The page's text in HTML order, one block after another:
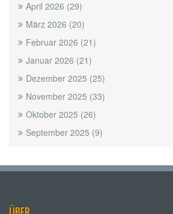
April 2026 (29)
März 2026 (20)
Februar 2026 (21)
Januar 2026 (21)
Dezember 2025 (25)
November 2025 (33)
Oktober 2025 (26)
September 2025 (9)